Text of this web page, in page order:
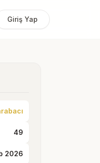
Giriş Yap
49
2026